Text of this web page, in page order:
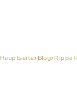
Hauptseite Blog Rippa